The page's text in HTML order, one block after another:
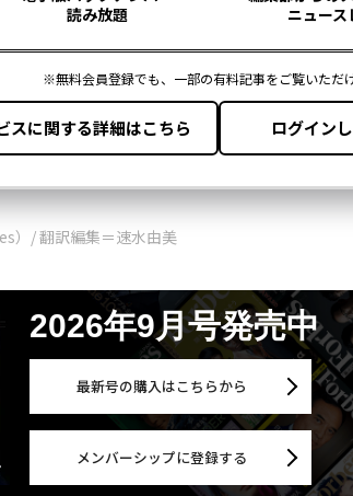
）/ 翻訳編集＝速水由美
2026年9月号発売中
最新号の購入はこちらから
メンバーシップに登録する